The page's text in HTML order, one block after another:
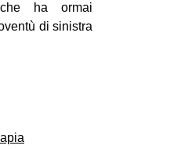
ha ormai
di sinistra